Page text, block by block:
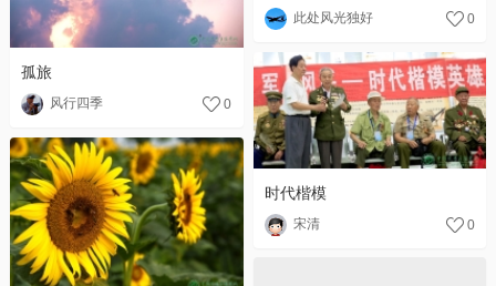
此处风光独好 0
孤旅
风行四季 0
时代楷模
宋清 0